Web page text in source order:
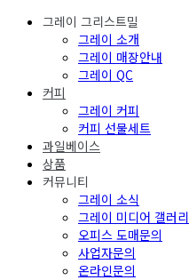
그레이 그리스트밀
그레이 소개
그레이 매장안내
그레이 QC
커피
그레이 커피
커피 선물세트
과일베이스
상품
커뮤니티
그레이 소식
그레이 미디어 갤러리
오피스 도매문의
사업자문의
온라인문의